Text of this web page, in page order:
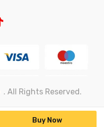
Buy Now
. All Rights Reserved.